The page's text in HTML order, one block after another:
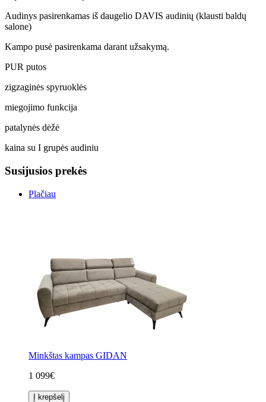
Audinys pasirenkamas iš daugelio DAVIS audinių (klausti baldų
salone)
Kampo pusė pasirenkama darant užsakymą.
PUR putos
zigzaginės spyruoklės
miegojimo funkcija
patalynės dėžė
kaina su I grupės audiniu
Susijusios prekės
Plačiau
Minkštas kampas GIDAN
1 099€
Į krepšelį